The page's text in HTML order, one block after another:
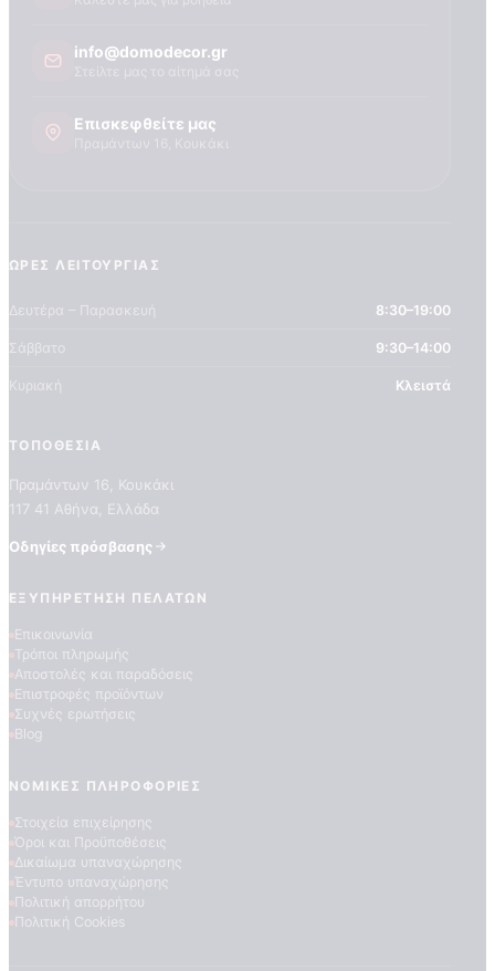
ΠΟΙΟΤΗΤΕΣ ΤΑΠΕΤΣΑΡΙΩΝ
info@domodecor.gr
Επισκεφθείτε μας
ΏΡΕΣ ΛΕΙΤΟΥΡΓΊΑΣ
Δευτέρα – Παρασκευή 8:30–19:00
Σάββατο 9:30–14:00
Κυριακή Κλειστά
ΤΟΠΟΘΕΣΊΑ
Πραμάντων 16, Κουκάκι
117 41 Αθήνα, Ελλάδα
Οδηγίες πρόσβασης
ΕΞΥΠΗΡΈΤΗΣΗ ΠΕΛΑΤΏΝ
Επικοινωνία
Τρόποι πληρωμής
Αποστολές και παραδόσεις
Επιστροφές προϊόντων
Συχνές ερωτήσεις
Blog
ΝΟΜΙΚΈΣ ΠΛΗΡΟΦΟΡΊΕΣ
Στοιχεία επιχείρησης
Όροι και Προϋποθέσεις
Δικαίωμα υπαναχώρησης
Έντυπο υπαναχώρησης
Πολιτική απορρήτου
Πολιτική Cookies